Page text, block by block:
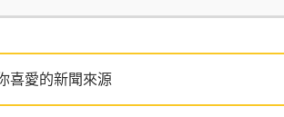
喜愛的新聞來源